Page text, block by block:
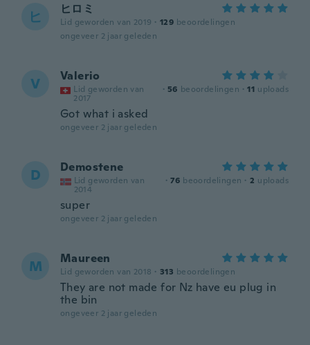
ヒ ヒロミ
Lid geworden van 2019 · 129 beoordelingen
ongeveer 2 jaar geleden
V Valerio
Lid geworden van
2017
· 56 beoordelingen · 11 uploads
Got what i asked
ongeveer 2 jaar geleden
D Demostene
Lid geworden van
2014
· 76 beoordelingen · 2 uploads
super
ongeveer 2 jaar geleden
M Maureen
Lid geworden van 2018 · 313 beoordelingen
They are not made for Nz have eu plug in
the bin
ongeveer 2 jaar geleden